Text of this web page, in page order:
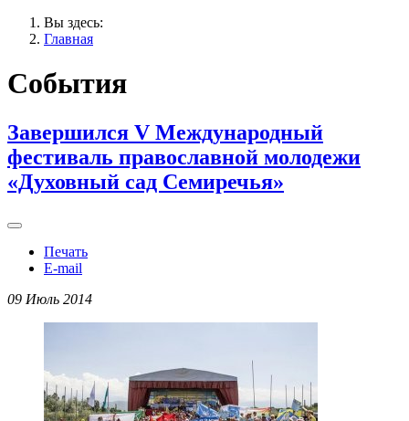
Вы здесь:
Главная
События
Завершился V Международный
фестиваль православной молодежи
«Духовный сад Семиречья»
Печать
E-mail
09 Июль 2014